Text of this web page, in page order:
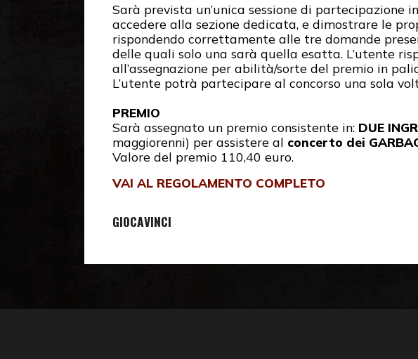
Sarà prevista un’unica sessione di
accedere alla sezione dedicata, e dimostrare le
rispondendo correttamente alle tre domande
delle quali solo una sarà quella esatta. L’utente
all’assegnazione per abilità/sorte del premio in
L’utente potrà partecipare al concorso una sola
PREMIO
Sarà assegnato un premio consistente in: DUE
maggiorenni) per assistere al concerto dei
Valore del premio 110,40 euro.
VAI AL REGOLAMENTO COMPLETO
GIOCAVINCI